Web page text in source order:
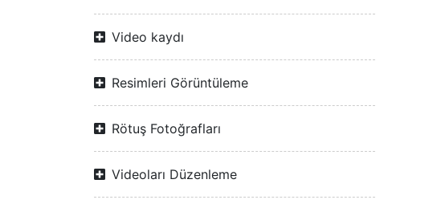
Video kaydı
Resimleri Görüntüleme
Rötuş Fotoğrafları
Videoları Düzenleme